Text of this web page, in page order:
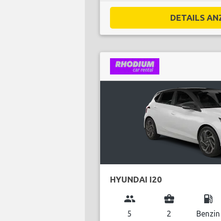
DETAILS
HYUNDAI I20
group
5
business_center
2
local_gas_station
Benzin